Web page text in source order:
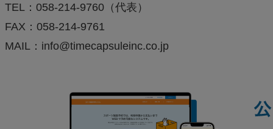
TEL：058-214-9760（代表）
FAX：058-214-9761
MAIL：info@timecapsuleinc.co.jp